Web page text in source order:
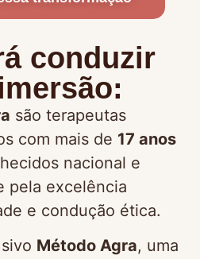
conduzir
são terapeutas
com mais de 17 anos
nacional e
pela excelência
e condução ética.
Método Agra, uma